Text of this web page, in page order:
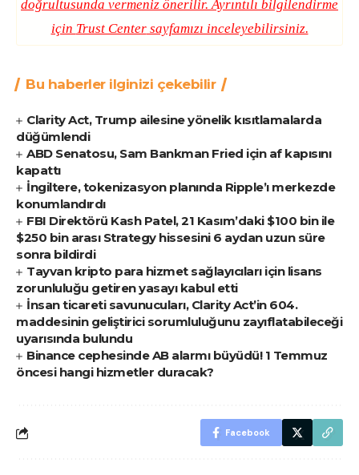
doğrultusunda vermeniz önerilir. Ayrıntılı bilgilendirme
için Trust Centersayfamızı inceleyebilirsiniz.
Bu haberler ilginizi çekebilir
Clarity Act, Trump ailesine yönelik kısıtlamalarda
düğümlendi
ABD Senatosu, Sam Bankman Fried için af kapısını
kapattı
İngiltere, tokenizasyon planında Ripple’ı merkezde
konumlandırdı
FBI Direktörü Kash Patel, 21 Kasım’daki $100 bin ile
$250 bin arası Strategy hissesini 6 aydan uzun süre
sonra bildirdi
Tayvan kripto para hizmet sağlayıcıları için lisans
zorunluluğu getiren yasayı kabul etti
İnsan ticareti savunucuları, Clarity Act’in 604.
maddesinin geliştirici sorumluluğunu zayıflatabileceği
uyarısında bulundu
Binance cephesinde AB alarmı büyüdü! 1 Temmuz
öncesi hangi hizmetler duracak?
Facebook